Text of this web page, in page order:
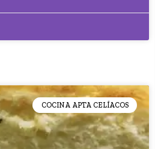
COCINA APTA CELÍACOS